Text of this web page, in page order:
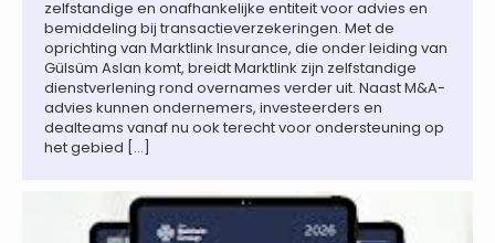
zelfstandige en onafhankelijke entiteit voor advies en
bemiddeling bij transactieverzekeringen. Met de
oprichting van Marktlink Insurance, die onder leiding van
Gülsüm Aslan komt, breidt Marktlink zijn zelfstandige
dienstverlening rond overnames verder uit. Naast M&A-
advies kunnen ondernemers, investeerders en
dealteams vanaf nu ook terecht voor ondersteuning op
het gebied […]